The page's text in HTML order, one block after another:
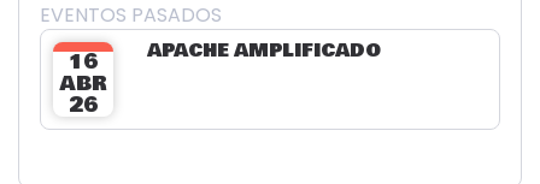
EVENTOS PASADOS
16
ABR
26
APACHE AMPLIFICADO